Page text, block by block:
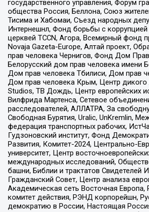
государственного управления, Форум
общества Россия, Беллона, Союз
Тисима и Хабомаи, Съезд народных
Интернешнл, Фонд борьбы с
церквей TCCN, Агора, Всемирный фонд
Novaja Gazeta-Europe, Алтай проект,
прав человека Чернигов, Фонд Дом
Белорусский дом прав человека имени
Дом прав человека Тбилиси, Дом прав
Дом прав человека Крым, Центр дикого
Studios, ТВ Дождь, Центр европейских
Вилфрида Мартенса, Сетевое
расследователей, АЛЛАТРА, За
Свободная Бурятия, Uralic, UnKremlin,
федерация транспортных рабочих,
Гудзоновский институт, Фонд
Развития, Комитет-2024, Центрально-
университет, Центр
международных исследований,
башни, Библии и трактатов Свидетелей
Гражданский Совет, Центр анализа
Академическая сеть Восточная Европа,
комитет действия, РЭНД корпорейшн,
демократию в России, Настоящая